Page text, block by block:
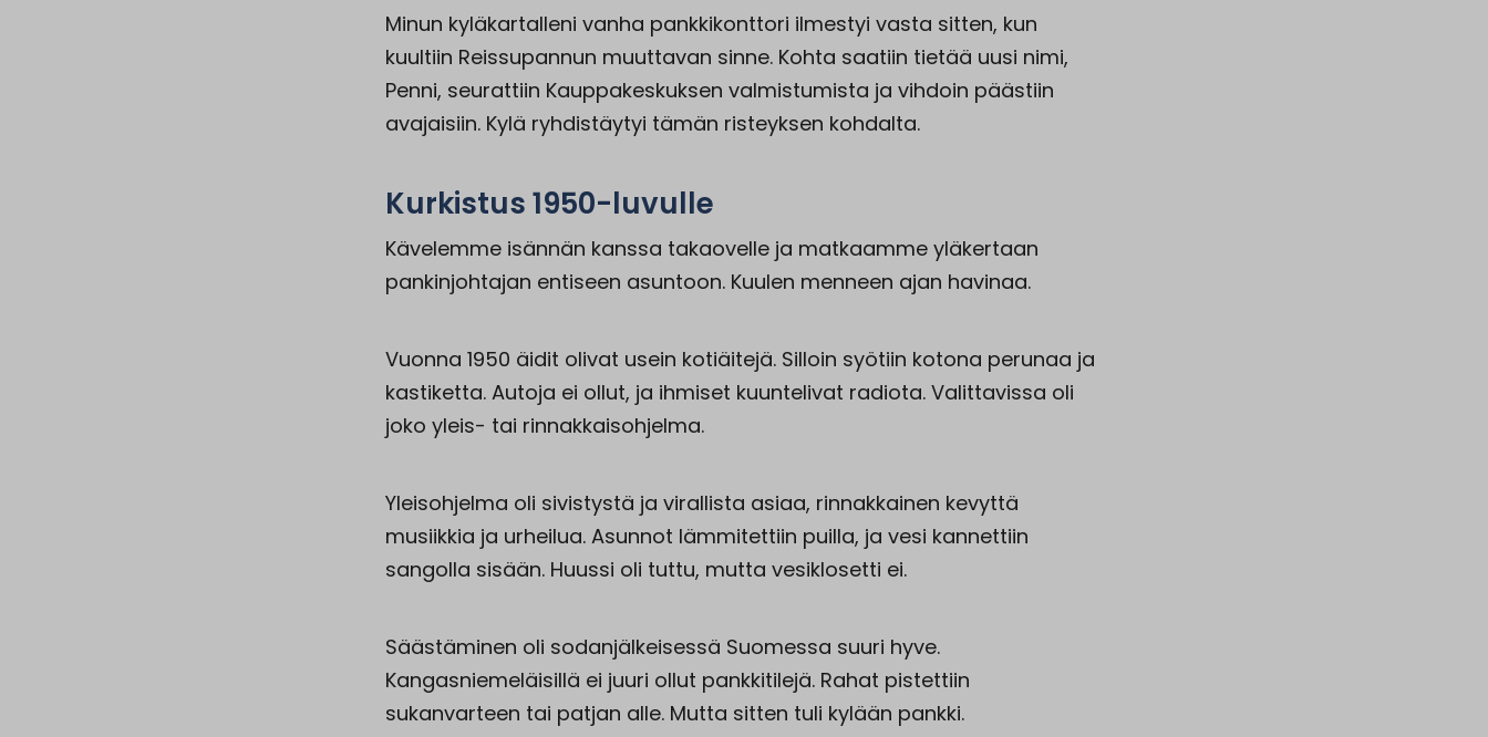
Minun kyläkartalleni vanha pankkikonttori ilmestyi vasta sitten, kun
kuultiin Reissupannun muuttavan sinne. Kohta saatiin tietää uusi nimi,
Penni, seurattiin Kauppakeskuksen valmistumista ja vihdoin päästiin
avajaisiin. Kylä ryhdistäytyi tämän risteyksen kohdalta.
Kurkistus 1950-luvulle
Kävelemme isännän kanssa takaovelle ja matkaamme yläkertaan
pankinjohtajan entiseen asuntoon. Kuulen menneen ajan havinaa.
Vuonna 1950 äidit olivat usein kotiäitejä. Silloin syötiin kotona perunaa ja
kastiketta. Autoja ei ollut, ja ihmiset kuuntelivat radiota. Valittavissa oli
joko yleis- tai rinnakkaisohjelma.
Yleisohjelma oli sivistystä ja virallista asiaa, rinnakkainen kevyttä
musiikkia ja urheilua. Asunnot lämmitettiin puilla, ja vesi kannettiin
sangolla sisään. Huussi oli tuttu, mutta vesiklosetti ei.
Säästäminen oli sodanjälkeisessä Suomessa suuri hyve.
Kangasniemeläisillä ei juuri ollut pankkitilejä. Rahat pistettiin
sukanvarteen tai patjan alle. Mutta sitten tuli kylään pankki.